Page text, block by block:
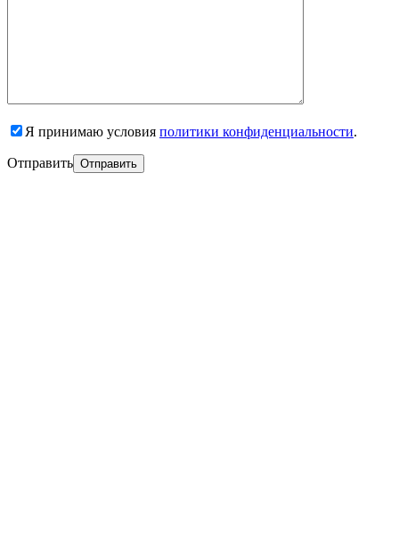
Я принимаю условия политики конфиденциальности.
Отправить